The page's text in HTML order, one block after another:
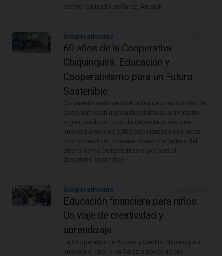
evento realizado en Caraz, Áncash.
Cooperativismo
60 años de la Cooperativa
Chiquinquirá: Educación y
Cooperativismo para un Futuro
Sostenible
Conmemorando seis décadas de compromiso, la
Cooperativa Chiquinquirá celebra su aniversario
organizando un ciclo de capacitaciones que
impactó a más de 1,500 estudiantes y docentes,
promoviendo el cooperativismo y la cultura del
ahorro como herramientas clave para el
desarrollo sostenible.
Cooperativismo
Educación financiera para niños:
Un viaje de creatividad y
aprendizaje
La Cooperativa de Ahorro y Crédito Chiquinquirá
impulsa el ahorro en Caraz a través de una